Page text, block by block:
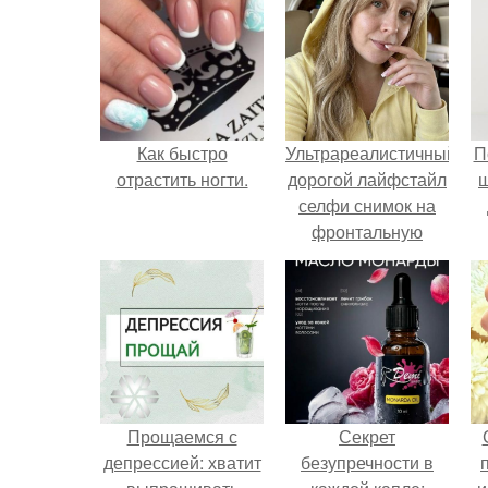
Как быстро
отрастить ногти.
Ультрареалистичный
дорогой лайфстайл
селфи снимок на
фронтальную
камеру.
Прощаемся с
депрессией: хватит
Секрет
безупречности в